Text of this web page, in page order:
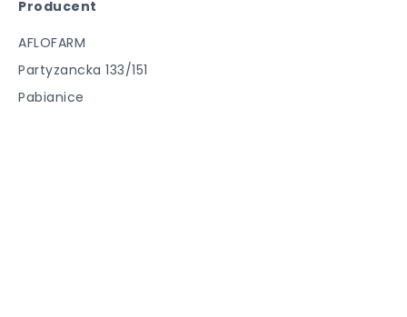
Producent
AFLOFARM
Partyzancka 133/151
Pabianice